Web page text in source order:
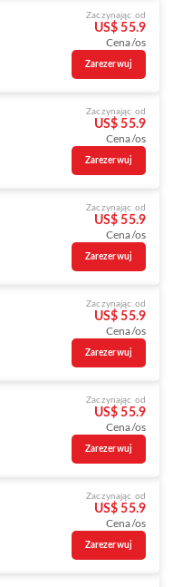
Zaczynając od
US$ 55.9
Cena/os
Zarezerwuj
Zaczynając od
US$ 55.9
Cena/os
Zarezerwuj
Zaczynając od
US$ 55.9
Cena/os
Zarezerwuj
Zaczynając od
US$ 55.9
Cena/os
Zarezerwuj
Zaczynając od
US$ 55.9
Cena/os
Zarezerwuj
Zaczynając od
US$ 55.9
Cena/os
Zarezerwuj